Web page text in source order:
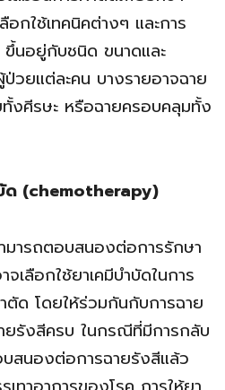
กใช้เทคนิคต่างๆ และการ
นอยู่กับชนิด ขนาดและ
วยแต่ละคน บางรายอาจฉาย
งศีรษะ หรือฉายครอบคลุมทั้ง
ด (chemotherapy)
ารถตอบสนองต่อการรักษา
เลือกใช้ยาเคมีบำบัดในการ
ตัด โดยให้ร่วมกันกับการฉาย
ยรังสีครบ ในกรณีที่มีการกลับ
สนองต่อการฉายรังสีแล้ว